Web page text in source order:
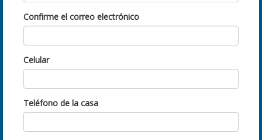
Confirme el correo electrónico
Celular
Teléfono de la casa